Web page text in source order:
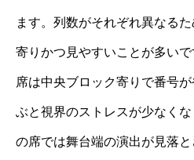
ます。列数がそれぞれ異なる
寄りかつ見やすいことが多い
席は中央ブロック寄りで番号
ぶと視界のストレスが少なく
の席では舞台端の演出が見落と